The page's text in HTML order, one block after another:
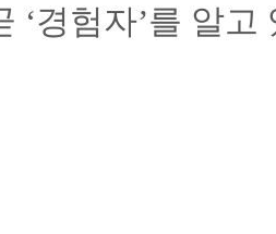
‘경험자’를 알